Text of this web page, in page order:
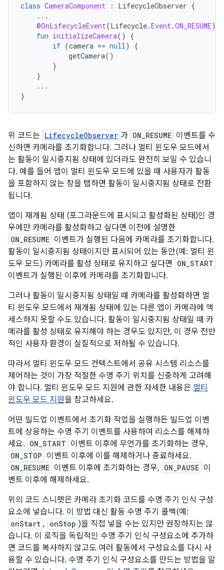
class CameraComponent : LifecycleObserver {
...
@OnLifecycleEvent(Lifecycle.Event .ON_RESUME)
fun initializeCamera()
{
if (camera == null )
{
getCamera()
}
}
...
}
위 코드는 LifecycleObserver 가 ON_RESUME 이벤트를 수
신하면 카메라를 초기화합니다. 그러나 멀티 윈도우 모드에서
는 활동이 일시중지됨 상태에 있더라도 완전히 보일 수 있습니
다. 예를 들어 앱이 멀티 윈도우 모드에 있을 때 사용자가 활동
을 포함하지 않는 창을 탭하면 활동이 일시중지됨 상태로 전환
됩니다.
앱이 재개됨 상태 (포그라운드에 표시되고 활성화된 상태)인 경
우에만 카메라를 활성화하고 싶다면 이전에 설명한
ON_RESUME 이벤트가 실행된 다음에 카메라를 초기화합니다.
활동이 일시중지됨 상태이지만 표시되어 있는 동안(예: 멀티 윈
도우 모드) 카메라를 활성 상태로 유지하고 싶다면
ON_START
이벤트가 실행된 이후에 카메라를 초기화합니다.
그러나 활동이 일시중지됨 상태일 때 카메라를 활성화하면 멀
티 윈도우 모드에서 재개됨 상태에 있는 다른 앱이 카메라에 액
세스하지 못할 수도 있습니다. 활동이 일시중지됨 상태일 때 카
메라를 활성 상태로 유지해야 하는 경우도 있지만, 이 경우 전반
적인 사용자 환경이 실질적으로 저하될 수 있습니다.
따라서 멀티 윈도우 모드 컨텍스트에서 공유 시스템 리소스를
제어하는 것이 가장 적절한 수명 주기 위치를 신중하게 고려해
야 합니다. 멀티 윈도우 모드 지원에 관한 자세한 내용은 멀티
윈도우 모드 지원을 참고하세요.
어떤 빌드업 이벤트에서 초기화 작업을 실행하든 빌드업 이벤
트에 상응하는 수명 주기 이벤트를 사용하여 리소스를 해제하
세요. ON_START 이벤트 이후에 무언가를 초기화하는 경우,
ON_STOP 이벤트 이후에 이를 해제하거나 종료하세요.
ON_RESUME 이벤트 이후에 초기화하는 경우, ON_PAUSE 이
벤트 이후에 해제하세요.
위의 코드 스니펫은 카메라 초기화 코드를 수명 주기 인식 구성
요소에 넣습니다. 이 방법 대신 활동 수명 주기 콜백(예:
onStart , onStop )을 직접 넣을 수는 있지만 권장하지는 않
습니다. 이 로직을 독립적인 수명 주기 인식 구성요소에 추가하
면 코드를 복사하지 않고도 여러 활동에서 구성요소를 다시 사
용할 수 있습니다. 수명 주기 인식 구성요소를 만드는 방법을 알